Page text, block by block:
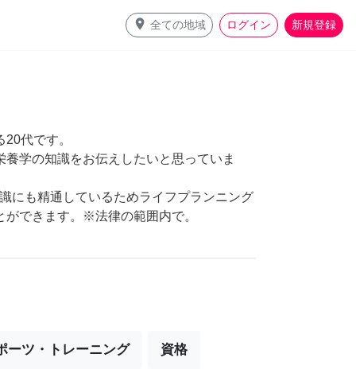
place 全ての地域 ログイン 新規登録
代です。
養学の知識をお伝えしたいと思っていま
にも精通しているためライフプランニング
できます。※法律の範囲内で。
ーツ・トレーニング 資格